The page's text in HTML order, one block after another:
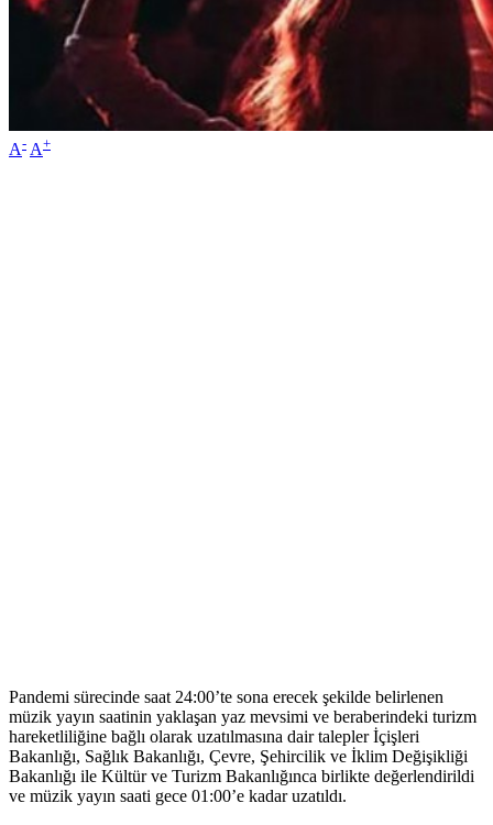
A- A+
Pandemi sürecinde saat 24:00’te sona erecek şekilde belirlenen
müzik yayın saatinin yaklaşan yaz mevsimi ve beraberindeki turizm
hareketliliğine bağlı olarak uzatılmasına dair talepler İçişleri
Bakanlığı, Sağlık Bakanlığı, Çevre, Şehircilik ve İklim Değişikliği
Bakanlığı ile Kültür ve Turizm Bakanlığınca birlikte değerlendirildi
ve müzik yayın saati gece 01:00’e kadar uzatıldı.